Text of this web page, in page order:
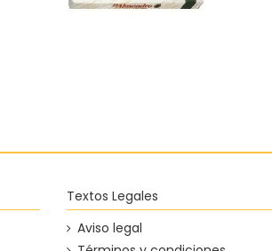
Textos Legales
Aviso legal